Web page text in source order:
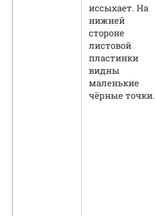
иссыхает. На
нижней
стороне
листовой
пластинки
видны
маленькие
чёрные точки.